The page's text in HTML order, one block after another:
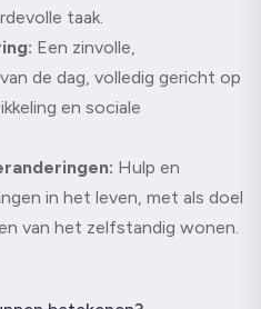
taak.
Een zinvolle,
de dag, volledig gericht op
en sociale
Hulp en
in het leven, met als doel
van het zelfstandig wonen.